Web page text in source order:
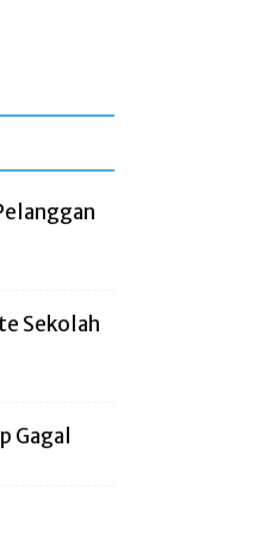
Sekolah
Gagal